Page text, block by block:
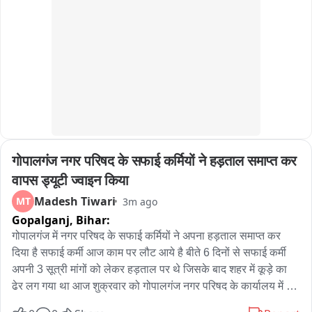
गोपालगंज नगर परिषद के सफाई कर्मियों ने हड़ताल समाप्त कर
वापस ड्यूटी ज्वाइन किया
MT Madesh Tiwari 3m ago
Gopalganj, Bihar:
गोपालगंज में नगर परिषद के सफाई कर्मियों ने अपना हड़ताल समाप्त कर
दिया है सफाई कर्मी आज काम पर लौट आये है बीते 6 दिनों से सफाई कर्मी
अपनी 3 सूत्री मांगों को लेकर हड़ताल पर थे जिसके बाद शहर में कूड़े का
ढेर लग गया था आज शुक्रवार को गोपालगंज नगर परिषद के कार्यालय में